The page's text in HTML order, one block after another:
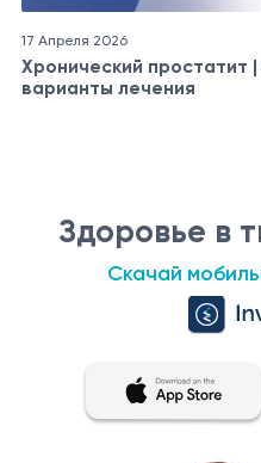
17 Апреля 2026
Хронический простатит
варианты лечения
Здоровье в
Скачай